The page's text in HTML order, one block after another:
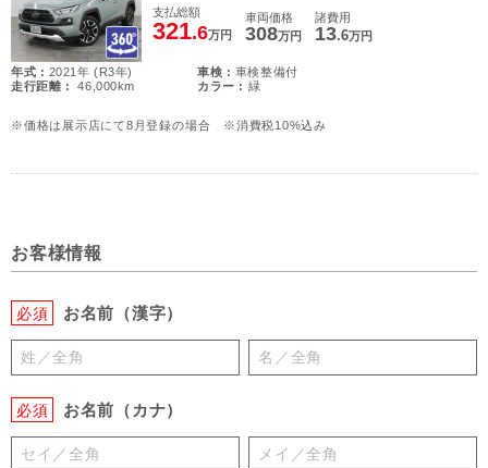
支払総額
321.6万円
車両価格
308万円
諸費用
13.6万円
年式 : 2021年 (R3年) 車検 : 車検整備付
走行距離 :
46,000km カラー : 緑
※価格は展示店にて8月登録の場合 ※消費税10%込み
お客様情報
必須 お名前（漢字）
必須 お名前（カナ）